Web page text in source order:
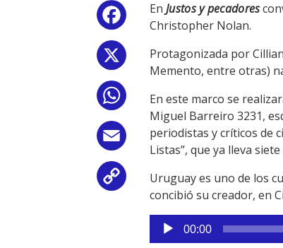
Facebook
WhatsApp
Email
Copy
En Justos y pecadores
Christopher Nolan.
Protagonizada por
Memento, entre otras)
En este marco se
Miguel Barreiro 3231,
periodistas y críticos de
Listas”, que ya lleva
Uruguay es uno de los
concibió su creador, en
Reproductor
de
00:00